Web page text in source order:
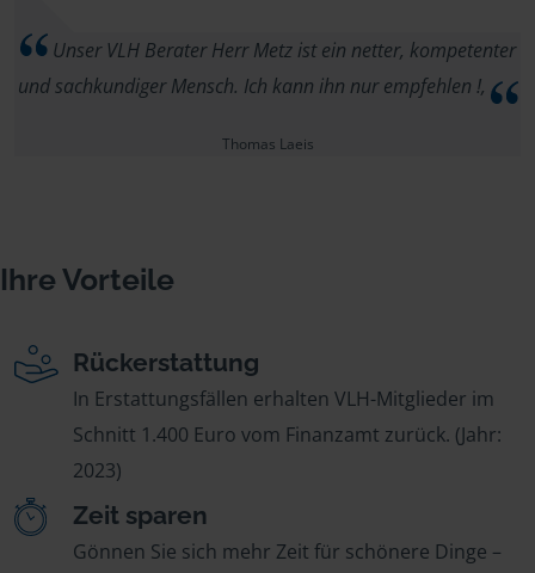
Unser VLH Berater Herr Metz ist ein netter, kompetenter
und sachkundiger Mensch. Ich kann ihn nur empfehlen !,
Thomas Laeis
Ihre Vorteile
Rückerstattung
In Erstattungsfällen erhalten VLH-Mitglieder im
Schnitt 1.400 Euro vom Finanzamt zurück. (Jahr:
2023)
Zeit sparen
Gönnen Sie sich mehr Zeit für schönere Dinge –